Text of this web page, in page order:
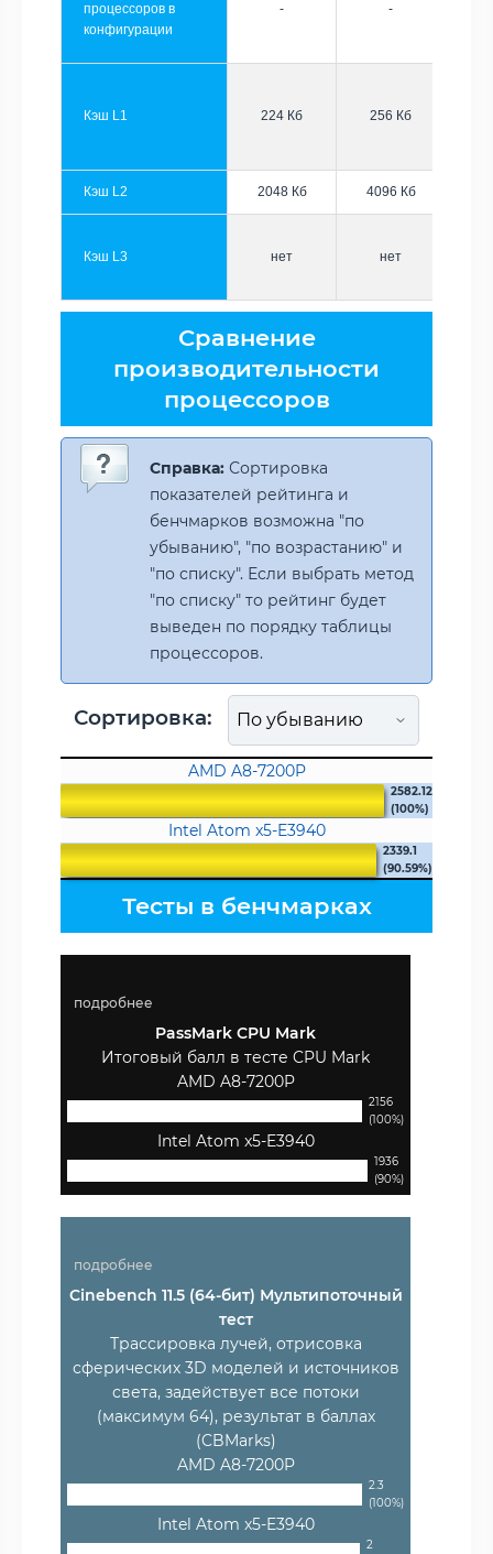
процессоров в
конфигурации
- -
Кэш L1 224 Кб 256 Кб
Кэш L2 2048 Кб 4096 Кб
Кэш L3 нет нет
Сравнение
производительности
процессоров
Справка: Сортировка
показателей рейтинга и
бенчмарков возможна "по
убыванию", "по возрастанию" и
"по списку". Если выбрать метод
"по списку" то рейтинг будет
выведен по порядку таблицы
процессоров.
Сортировка:
AMD A8-7200P
2582.12
(100%)
Intel Atom x5-E3940
2339.1
(90.59%)
Тесты в бенчмарках
подробнее
PassMark CPU Mark
Итоговый балл в тесте CPU Mark
AMD A8-7200P
2156
(100%)
Intel Atom x5-E3940
1936
(90%)
подробнее
Cinebench 11.5 (64-бит) Мультипоточный
тест
Трассировка лучей, отрисовка
сферических 3D моделей и источников
света, задействует все потоки
(максимум 64), результат в баллах
(CBMarks)
AMD A8-7200P
2.3
(100%)
Intel Atom x5-E3940
2